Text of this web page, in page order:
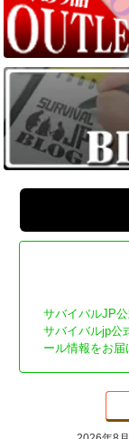
サバイバルJP公
サバイバルjp公
ール情報をお届